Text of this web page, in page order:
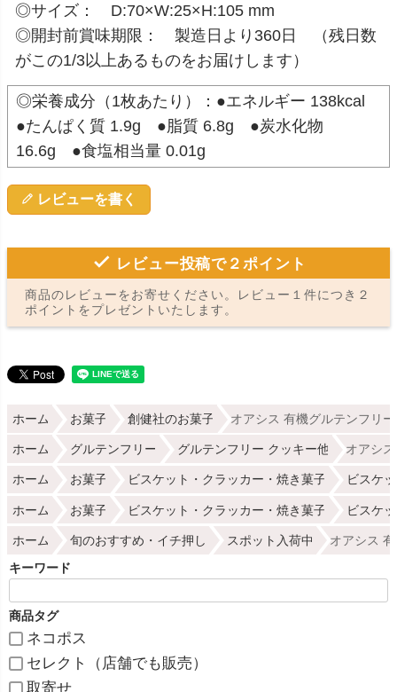
◎サイズ： D:70×W:25×H:105 mm
◎開封前賞味期限： 製造日より360日 （残日数
がこの1/3以上あるものをお届けします）
◎栄養成分（1枚あたり）：●エネルギー 138kcal
●たんぱく質 1.9g ●脂質 6.8g ●炭水化物
16.6g ●食塩相当量 0.01g
レビューを書く
レビュー投稿で２ポイント
商品のレビューをお寄せください。レビュー１件につき２
ポイントをプレゼントいたします。
ホーム お菓子 創健社のお菓子 オアシス 有機グルテンフリ
ホーム グルテンフリー グルテンフリー クッキー他 オアシ
ホーム お菓子 ビスケット・クラッカー・焼き菓子 ビスケ
ホーム お菓子 ビスケット・クラッカー・焼き菓子 ビスケ
ホーム 旬のおすすめ・イチ押し スポット入荷中 オアシス
キーワード
商品タグ
ネコポス
セレクト（店舗でも販売）
取寄せ